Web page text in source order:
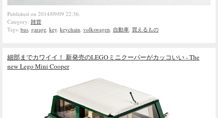
Published on 2014/09/09 22:36.
Category: 雑貨
Tags: bus, garage, key, keychain, volkswagen, 自動車, 買えるもの
細部までカワイイ！ 新発売のLEGOミニクーパーがカッコいい - The
new Lego Mini Cooper